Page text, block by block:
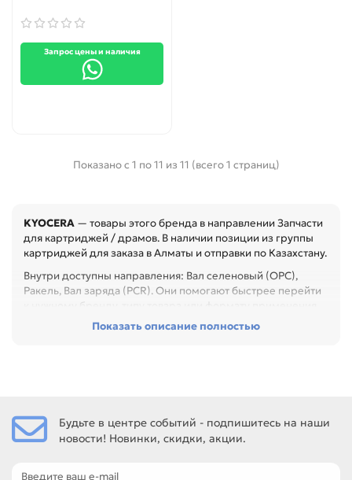
Запрос цены и наличия
Показано с 1 по 11 из 11 (всего 1 страниц)
KYOCERA — товары этого бренда в направлении Запчасти
для картриджей / драмов. В наличии позиции из группы
картриджей для заказа в Алматы и отправки по Казахстану.
Внутри доступны направления: Вал селеновый (OPC),
Ракель, Вал заряда (PCR). Они помогают быстрее перейти
к нужному бренду, типу товара или формату применения.
Перед покупкой проверьте модель устройства, код
Фотобарабан (TK-110 / 130 / 140) для KYOCERA FS-1016 /
1028 / 1128MFP / 1100 / 1300D (Тайвань), Фотобарабан (TK-
1050 (Тайвань), Ракель (TK-100 / TK-18) для KYOCERA KM-
Показать описание полностью
Будьте в центре событий - подпишитесь на наши
новости! Новинки, скидки, акции.